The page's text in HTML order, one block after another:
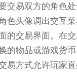
交易双方的角色
色头像调出交互
的交易界面。在
的物品或游戏货
易方式允许玩家